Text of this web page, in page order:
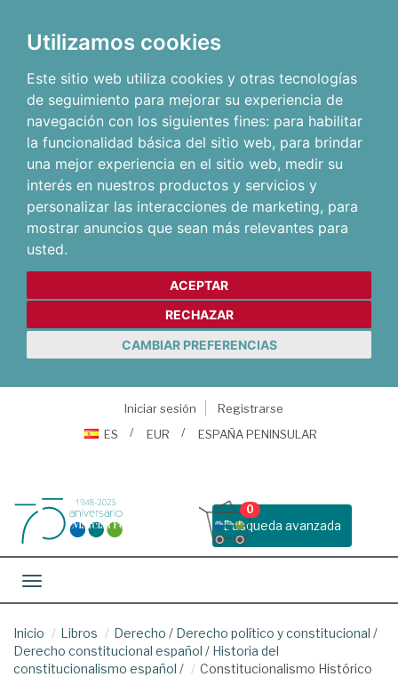
Utilizamos cookies
Este sitio web utiliza cookies y otras tecnologías
de seguimiento para mejorar su experiencia de
navegación con los siguientes fines: para habilitar
la funcionalidad básica del sitio web, para brindar
una mejor experiencia en el sitio web, medir su
interés en nuestros productos y servicios y
personalizar las interacciones de marketing, para
mostrar anuncios que sean más relevantes para
usted.
ACEPTAR
RECHAZAR
CAMBIAR PREFERENCIAS
Iniciar sesión
Registrarse
ES
EUR ESPAÑA PENINSULAR
Busqueda avanzada
0
Toggle navigation
Inicio Libros Derecho / Derecho político y constitucional /
Derecho constitucional español / Historia del
constitucionalismo español /
Constitucionalismo Histórico